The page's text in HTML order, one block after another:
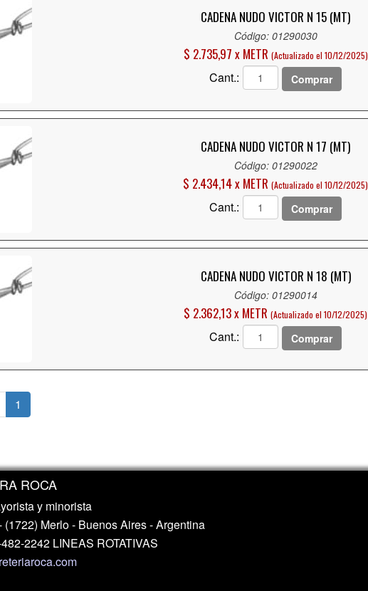
CADENA NUDO VICTOR N 15 (MT)
Código: 01290030
$ 2.735,97 x METR (Actualizado el 10/12/2025)
Cant.: Comprar
CADENA NUDO VICTOR N 17 (MT)
Código: 01290022
$ 2.434,14 x METR (Actualizado el 10/12/2025)
Cant.: Comprar
CADENA NUDO VICTOR N 18 (MT)
Código: 01290014
$ 2.362,13 x METR (Actualizado el 10/12/2025)
Cant.: Comprar
1
ROCA
y minorista
(1722) Merlo - Buenos Aires - Argentina
2242 LINEAS ROTATIVAS